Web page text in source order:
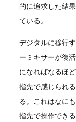
的に追求した結
ている。
デジタルに移行
ーミキサーが復
になればなるほ
指先で感じられ
る。これはなに
指先で操作でき